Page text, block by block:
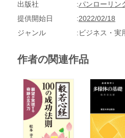
を、学生は「勉強」に使うことがで
る時間の長さ」は、学生のほうが
う効率的な勉強をするのかという学
ないからというように、勉強しない
が、そんな形で「自分をごまかす」
がら、ブレーキを踏むのと同じで
ずに集中して勉強しさえすれば、
勉強がはかどるはずだ。 また、
かだが、当然「仕事中」には勉強
キマ時間に勉強するという手はあ
はないので、集中して、高度な中
出版社
パンローリン
提供開始日
2022/02/18
ジャンル
ビジネス・実
作者の関連作品